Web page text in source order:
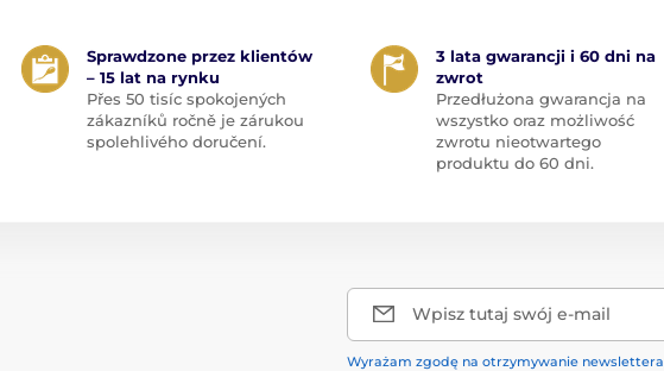
Sprawdzone przez klientów
– 15 lat na rynku
Přes 50 tisíc spokojených
zákazníků ročně je zárukou
spolehlivého doručení.
3 lata gwarancji i 60 dni na
zwrot
Przedłużona gwarancja na
wszystko oraz możliwość
zwrotu nieotwartego
produktu do 60 dni.
Wpisz tutaj swój e-mail
Wyrażam zgodę na otrzymywanie newslettera